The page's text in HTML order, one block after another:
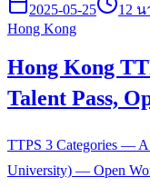
2025-05-25
12
Hong Kong
Hong Kong
Talent Pass,
TTPS 3 Categories —
University) — Open